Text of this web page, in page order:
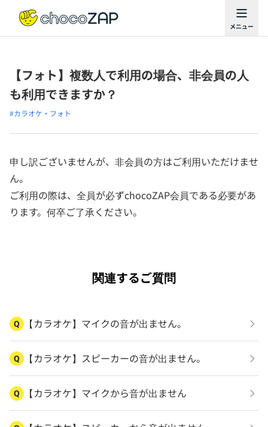
【フォト】複数人で利用の場合、非会員の人
も利用できますか？
#カラオケ・フォト
申し訳ございませんが、非会員の方はご利用いただけませ
ん。
ご利用の際は、全員が必ずchocoZAP会員である必要があ
ります。何卒ご了承ください。
関連するご質問
Q 【カラオケ】マイクの音が出ません。
Q 【カラオケ】スピーカーの音が出ません。
Q 【カラオケ】マイクから音が出ません